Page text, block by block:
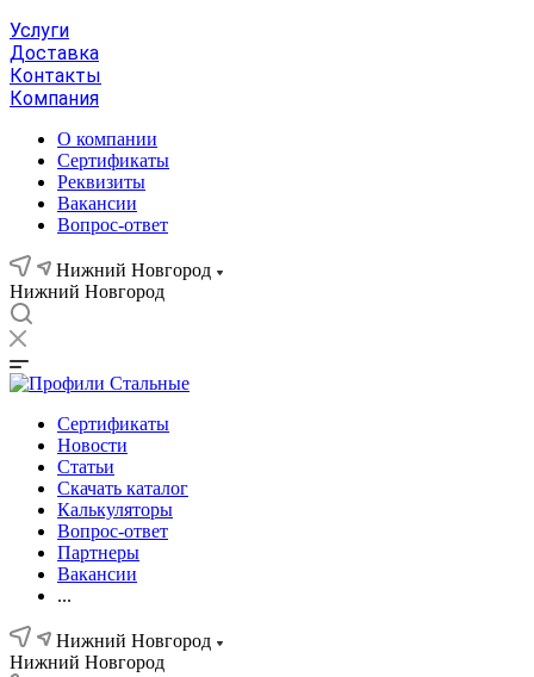
Услуги
Доставка
Контакты
Компания
О компании
Сертификаты
Реквизиты
Вакансии
Вопрос-ответ
Нижний Новгород
Нижний Новгород
Сертификаты
Новости
Статьи
Скачать каталог
Калькуляторы
Вопрос-ответ
Партнеры
Вакансии
...
Нижний Новгород
Нижний Новгород